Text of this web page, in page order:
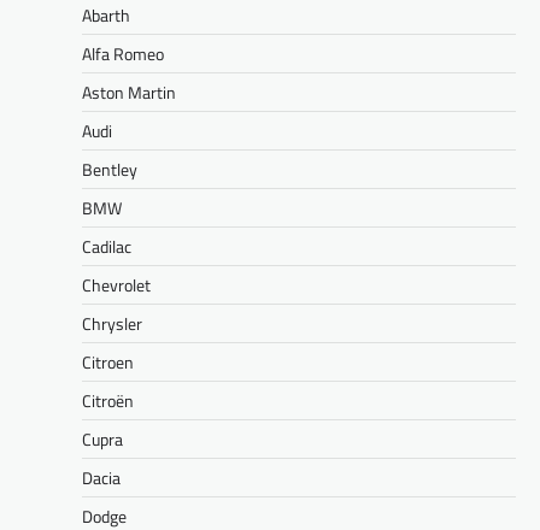
Abarth
Alfa Romeo
Aston Martin
Audi
Bentley
BMW
Cadilac
Chevrolet
Chrysler
Citroen
Citroën
Cupra
Dacia
Dodge